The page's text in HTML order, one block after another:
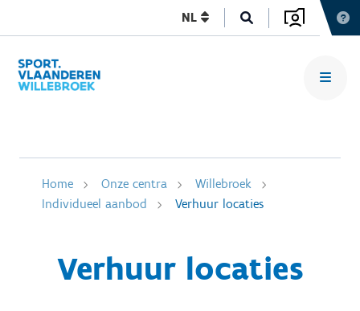
NL
Home Onze centra
Willebroek
Individueel aanbod
Verhuur locaties
Verhuur locaties